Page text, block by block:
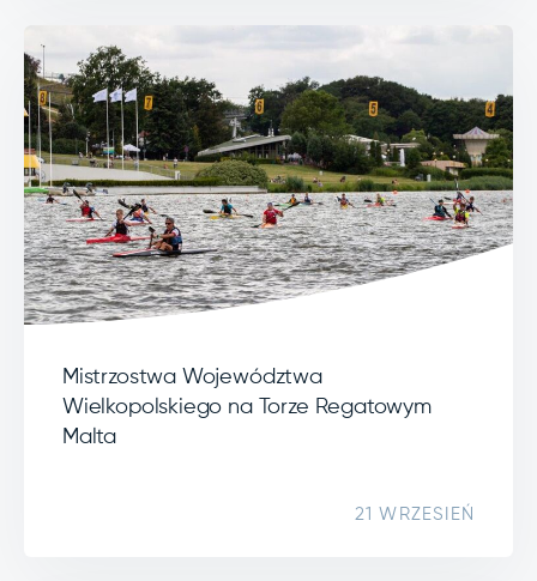
Mistrzostwa Województwa
Wielkopolskiego na Torze Regatowym
Malta
21 WRZESIEŃ